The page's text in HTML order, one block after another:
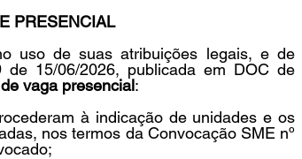
PRESENCIAL
uso de suas atribuições legais, e de
15/06/2026, publicada em DOC de
vaga presencial:
à indicação de unidades e os
nos termos da Convocação SME nº